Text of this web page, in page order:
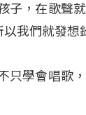
子，在歌聲
我們就發想
只學會唱歌